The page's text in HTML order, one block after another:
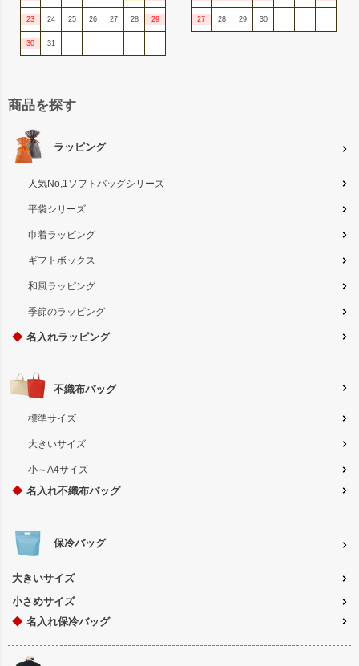
23 24 25 26 27 28 29
30 31
27 28 29 30
商品を探す
ラッピング
人気No,1ソフトバッグシリーズ
平袋シリーズ
巾着ラッピング
ギフトボックス
和風ラッピング
季節のラッピング
◆ 名入れラッピング
不織布バッグ
標準サイズ
大きいサイズ
小～A4サイズ
◆ 名入れ不織布バッグ
保冷バッグ
大きいサイズ
小さめサイズ
◆ 名入れ保冷バッグ